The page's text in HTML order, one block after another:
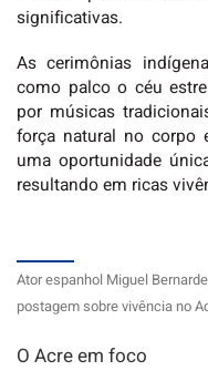
significativas.
As cerimônias
como palco o céu
por músicas
força natural no corpo
uma oportunidade
resultando em ricas
Ator espanhol Miguel
postagem sobre vivência no
O Acre em foco